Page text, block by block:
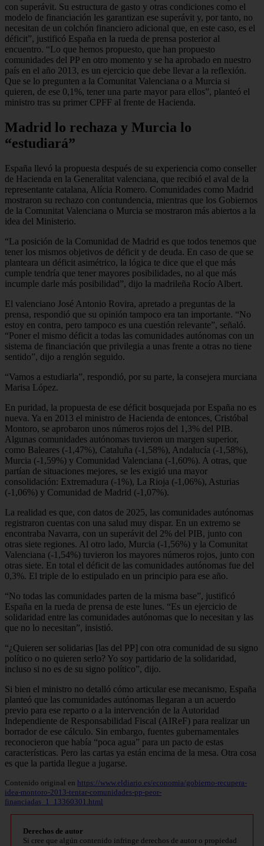
con superávit. Su estructura de gasto y otras condiciones como el
modelo de financiación les garantizan ese superávit y, por tanto, no
necesitan de un colchón financiero adicional que, en este caso, es el
déficit”, justificó España en la rueda de prensa posterior al
encuentro. “Lo que hemos propuesto, que han propuesto
comunidades del PP en otro momento y se ha aprobado en nuestro
país en el año 2013, es un ejercicio que debe llevar a la reflexión.
Que se lo pregunten a la Comunitat Valenciana o a Murcia si
quieren, de ese 0,1%, tener una parte mayor para ellos”, planteó el
ministro tras su primer CPFF al frente de Hacienda.
Madrid lo rechaza y Murcia lo
“estudiará”
España llevó la propuesta después de su experiencia como conseller
de Hacienda en la Generalitat valenciana, que recibió el aval de la
representante catalana, Alícia Romero. Comunidades como Madrid
mostraron su rechazo con contundencia, mientras que los Gobiernos
de la Comunitat Valenciana o Murcia se mostraron más abiertos a la
idea del Ministerio.
“La posición de la Comunidad de Madrid es que todos tenemos que
tener los mismos objetivos de déficit y de deuda. En caso de que se
planteara un déficit asimétrico, la lógica te dice que el que más
cumple tendría que tener mayores posibilidades, no al que más
incumple darle más posibilidad”, dijo la madrileña Rocío Albert.
El valenciano José Antonio Rovira, apretado a preguntas de la
prensa, respondió que su opinión tampoco era tan importante. “No
estoy en contra, pero tampoco es una cuestión relevante”, señaló.
“Poner el mismo déficit a todas las comunidades autónomas con un
sistema de financiación que privilegia a unas frente a otras no tiene
sentido”, dijo a renglón seguido.
“Vamos a estudiarla”, respondió, por su parte, la consejera murciana
Marisa López.
En puridad, la propuesta de ese déficit bosquejada por España no es
nueva. Ya en 2013 el ministro de Hacienda de entonces, Cristóbal
Montoro, se aprobaron unos números rojos del 1,3% del PIB.
Algunas comunidades autónomas tuvieron un margen superior,
como Baleares (-1,47%), Cataluña (-1,58%), Andalucía (-1,58%),
Murcia (-1,59%) y Comunidad Valenciana (-1,60%). A otras, que
partían de situaciones mejores, se les exigió una mayor
consolidación: Extremadura (-1%), La Rioja (-1,06%), Asturias
(-1,06%) y Comunidad de Madrid (-1,07%).
La realidad es que, con datos de 2025, las comunidades autónomas
registraron cuentas con una salud muy dispar. En un extremo se
encontraba Navarra, con un superávit del 2% del PIB, junto con
otras siete regiones. Al otro lado, Murcia (-1,56%) y la Comunitat
Valenciana (-1,54%) tuvieron los mayores números rojos, junto con
otras siete. En total el déficit de las comunidades autónomas fue del
0,3%. El triple de lo estipulado en un principio para ese año.
“No todas las comunidades parten de la misma base”, justificó
España en la rueda de prensa de este lunes. “Es un ejercicio de
solidaridad entre las comunidades autónomas que lo necesitan y las
que no lo necesitan”, insistió.
“¿Quieren ser solidarias [las del PP] con otra comunidad de su signo
político o no quieren serlo? Yo soy partidario de la solidaridad,
incluso si no es de su signo político”, dijo.
Si bien el ministro no detalló cómo articular ese mecanismo, España
planteó que las comunidades autónomas llegaran a un acuerdo
previo para ese reparto o a la intervención de la Autoridad
Independiente de Responsabilidad Fiscal (AIReF) para realizar un
borrador de ese cálculo. Sin embargo, fuentes gubernamentales
reconocieron que había “poca agua” para un pacto de estas
características. Pero las cartas ya están encima de la mesa. Otra cosa
es que la partida llegue a jugarse.
Contenido original en https://www.eldiario.es/economia/gobierno-recupera-
idea-montoro-2013-tentar-comunidades-pp-peor-
financiadas_1_13360301.html
Derechos de autor
Si cree que algún contenido infringe derechos de autor o propiedad